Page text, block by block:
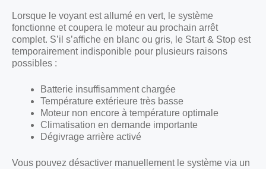
Lorsque le voyant est allumé en vert, le système
fonctionne et coupera le moteur au prochain arrêt
complet. S’il s’affiche en blanc ou gris, le Start & Stop est
temporairement indisponible pour plusieurs raisons
possibles :
Batterie insuffisamment chargée
Température extérieure très basse
Moteur non encore à température optimale
Climatisation en demande importante
Dégivrage arrière activé
Vous pouvez désactiver manuellement le système via un